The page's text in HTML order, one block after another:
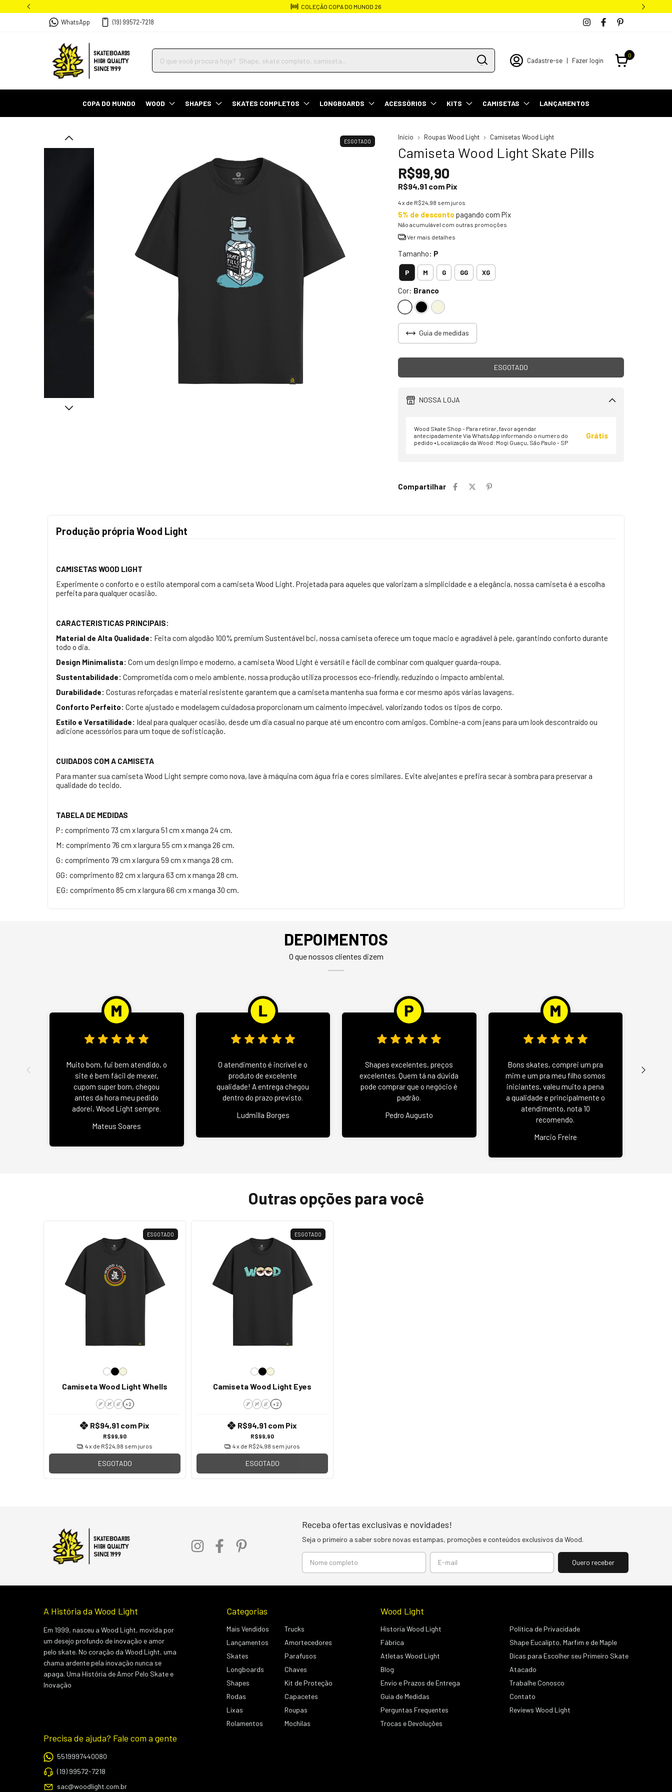
COLEÇÃO COPA DO MUNOD 26
WhatsApp (19) 99572-7218
Cadastre-se | Fazer login
0
COPA DO MUNDO WOOD SHAPES SKATES COMPLETOS LONGBOARDS ACESSÓRIOS KITS CAMISETAS LANÇAMENTOS
ESGOTADO
Início Roupas Wood Light Camisetas Wood Light
Camiseta Wood Light Skate Pills
R$99,90
R$94,91 com Pix
4x de R$24,98 sem juros
5% de desconto pagando com Pix
Não acumulável com outras promoções
Ver mais detalhes
Tamanho: P
P M G GG XG
Cor: Branco
Guia de medidas
NOSSA LOJA
Wood Skate Shop - Para retirar, favor agendar
antecipadamente Via WhatsApp informando o numero do
pedido • Localização da Wood: Mogi Guaçu, São Paulo - SP
Grátis
Compartilhar
Produção própria Wood Light
CAMISETAS WOOD LIGHT
Experimente o conforto e o estilo atemporal com a camiseta Wood Light. Projetada para aqueles que valorizam a simplicidade e a elegância, nossa camiseta é a escolha
perfeita para qualquer ocasião.
CARACTERISTICAS PRINCIPAIS:
Material de Alta Qualidade: Feita com algodão 100% premium Sustentável bci, nossa camiseta oferece um toque macio e agradável à pele, garantindo conforto durante
todo o dia.
Design Minimalista: Com um design limpo e moderno, a camiseta Wood Light é versátil e fácil de combinar com qualquer guarda-roupa.
Sustentabilidade: Comprometida com o meio ambiente, nossa produção utiliza processos eco-friendly, reduzindo o impacto ambiental.
Durabilidade: Costuras reforçadas e material resistente garantem que a camiseta mantenha sua forma e cor mesmo após várias lavagens.
Conforto Perfeito: Corte ajustado e modelagem cuidadosa proporcionam um caimento impecável, valorizando todos os tipos de corpo.
Estilo e Versatilidade: Ideal para qualquer ocasião, desde um dia casual no parque até um encontro com amigos. Combine-a com jeans para um look descontraído ou
adicione acessórios para um toque de sofisticação.
CUIDADOS COM A CAMISETA
Para manter sua camiseta Wood Light sempre como nova, lave à máquina com água fria e cores similares. Evite alvejantes e prefira secar à sombra para preservar a
qualidade do tecido.
TABELA DE MEDIDAS
P: comprimento 73 cm x largura 51 cm x manga 24 cm.
M: comprimento 76 cm x largura 55 cm x manga 26 cm.
G: comprimento 79 cm x largura 59 cm x manga 28 cm.
GG: comprimento 82 cm x largura 63 cm x manga 28 cm.
EG: comprimento 85 cm x largura 66 cm x manga 30 cm.
DEPOIMENTOS
O que nossos clientes dizem
Muito bom, fui bem atendido, o
site é bem fácil de mexer,
cupom super bom, chegou
antes da hora meu pedido
adorei, Wood Light sempre.
Mateus Soares
O atendimento é incrível e o
produto de excelente
qualidade! A entrega chegou
dentro do prazo previsto.
Ludmilla Borges
Shapes excelentes, preços
excelentes. Quem tá na dúvida
pode comprar que o negócio é
padrão.
Pedro Augusto
Bons skates, comprei um pra
mim e um pra meu filho somos
iniciantes, valeu muito a pena
a qualidade e principalmente o
atendimento, nota 10
recomendo.
Marcio Freire
Outras opções para você
ESGOTADO
Camiseta Wood Light Whells
P M G + 2
R$99,90
R$94,91 com Pix
4x de R$24,98 sem juros
ESGOTADO
ESGOTADO
Camiseta Wood Light Eyes
P M G + 2
R$99,90
R$94,91 com Pix
4x de R$24,98 sem juros
ESGOTADO
Receba ofertas exclusivas e novidades!
Seja o primeiro a saber sobre novas estampas, promoções e conteúdos exclusivos da Wood.
A História da Wood Light
Em 1999, nasceu a Wood Light, movida por
um desejo profundo de inovação e amor
pelo skate. No coração da Wood Light, uma
chama ardente pela inovação nunca se
apaga. Uma História de Amor Pelo Skate e
Inovação
Categorias
Mais Vendidos
Lançamentos
Skates
Longboards
Shapes
Rodas
Lixas
Rolamentos
Trucks
Amortecedores
Parafusos
Chaves
Kit de Proteção
Capacetes
Roupas
Mochilas
Wood Light
Historia Wood Light
Fábrica
Atletas Wood Light
Blog
Envio e Prazos de Entrega
Guia de Medidas
Perguntas Frequentes
Trocas e Devoluções
Política de Privacidade
Shape Eucalipto, Marfim e de Maple
Dicas para Escolher seu Primeiro Skate
Atacado
Trabalhe Conosco
Contato
Reviews Wood Light
Precisa de ajuda? Fale com a gente
5519997440080
(19) 99572-7218
sac@woodlight.com.br